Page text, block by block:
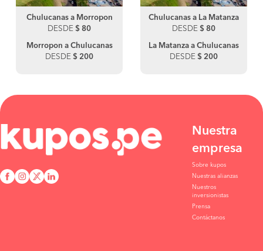
Chulucanas a Morropon
DESDE $ 80
Morropon a Chulucanas
DESDE $ 200
Chulucanas a La Matanza
DESDE $ 80
La Matanza a Chulucanas
DESDE $ 200
Nuestra
empresa
Sobre kupos
Nuestras alianzas
Nuestros
inversionistas
Prensa
Contáctanos